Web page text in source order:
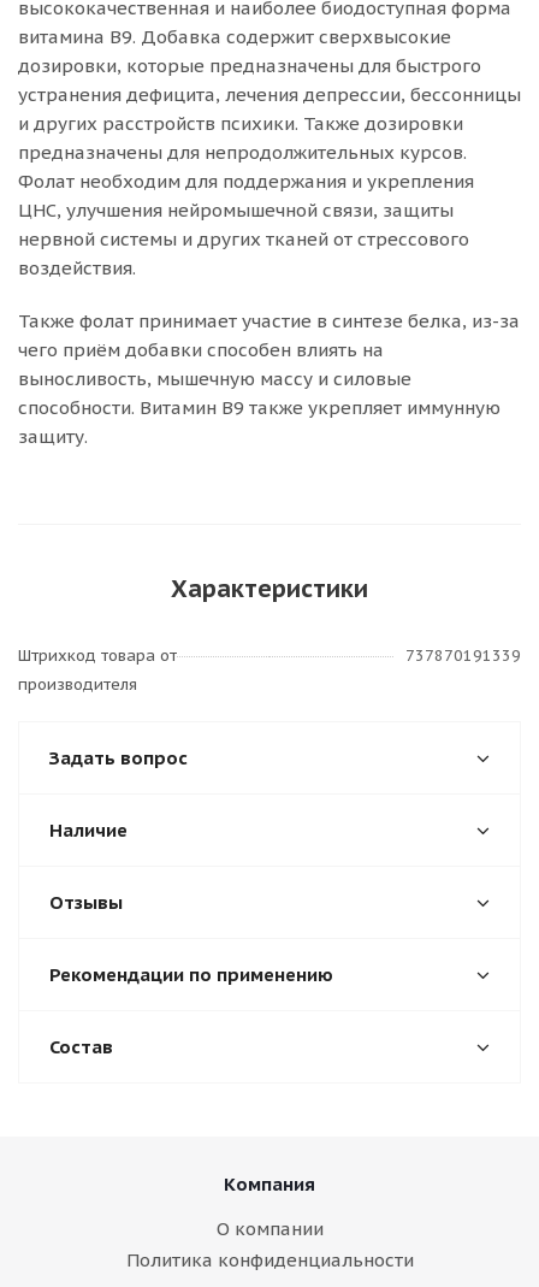
высококачественная и наиболее биодоступная форма
витамина B9. Добавка содержит сверхвысокие
дозировки, которые предназначены для быстрого
устранения дефицита, лечения депрессии, бессонницы
и других расстройств психики. Также дозировки
предназначены для непродолжительных курсов.
Фолат необходим для поддержания и укрепления
ЦНС, улучшения нейромышечной связи, защиты
нервной системы и других тканей от стрессового
воздействия.
Также фолат принимает участие в синтезе белка, из-за
чего приём добавки способен влиять на
выносливость, мышечную массу и силовые
способности. Витамин B9 также укрепляет иммунную
защиту.
Характеристики
Штрихкод товара от
производителя
737870191339
Задать вопрос
Наличие
Отзывы
Рекомендации по применению
Состав
Компания
О компании
Политика конфиденциальности